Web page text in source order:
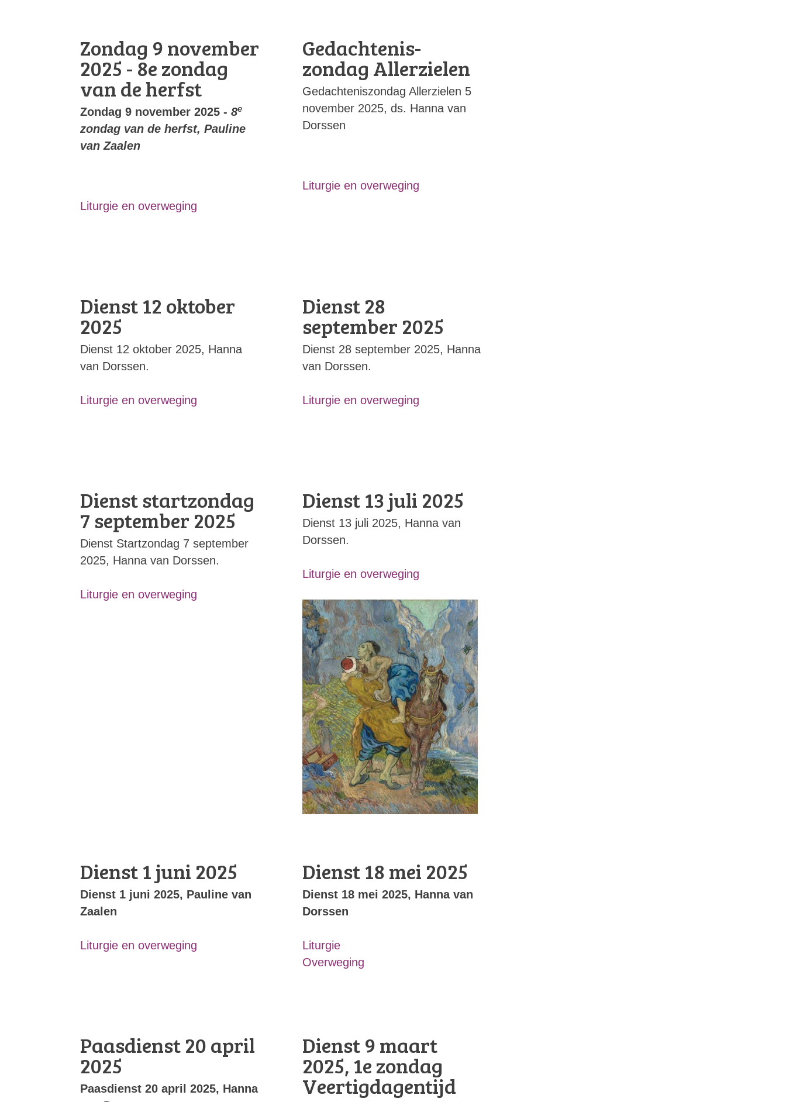
Zondag 9 november
2025 - 8e zondag
van de herfst
Zondag 9 november 2025 - 8e
zondag van de herfst, Pauline
van Zaalen
Liturgie en overweging
Gedachtenis-
zondag Allerzielen
Gedachteniszondag Allerzielen 5
november 2025, ds. Hanna van
Dorssen
Liturgie en overweging
Dienst 12 oktober
2025
Dienst 12 oktober 2025, Hanna
van Dorssen.
Liturgie en overweging
Dienst 28
september 2025
Dienst 28 september 2025, Hanna
van Dorssen.
Liturgie en overweging
Dienst startzondag
7 september 2025
Dienst Startzondag 7 september
2025, Hanna van Dorssen.
Liturgie en overweging
Dienst 13 juli 2025
Dienst 13 juli 2025, Hanna van
Dorssen.
Liturgie en overweging
Dienst 1 juni 2025
Dienst 1 juni 2025, Pauline van
Zaalen
Liturgie en overweging
Dienst 18 mei 2025
Dienst 18 mei 2025, Hanna van
Dorssen
Liturgie
Overweging
Paasdienst 20 april
2025
Paasdienst 20 april 2025, Hanna
Dienst 9 maart
2025, 1e zondag
Veertigdagentijd